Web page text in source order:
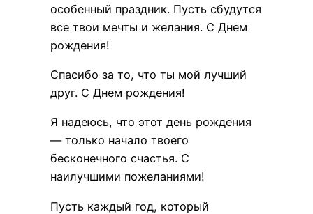
особенный праздник. Пусть сбудутся
все твои мечты и желания. С Днем
рождения!
Спасибо за то, что ты мой лучший
друг. С Днем рождения!
Я надеюсь, что этот день рождения
— только начало твоего
бесконечного счастья. С
наилучшими пожеланиями!
Пусть каждый год, который